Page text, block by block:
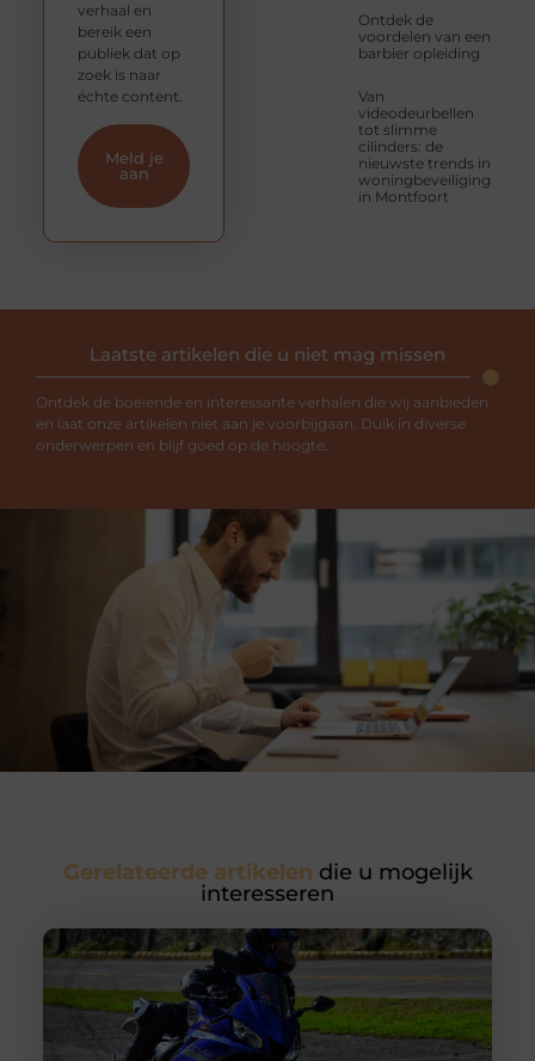
Ontdek de
voordelen van een
barbier opleiding
Van
videodeurbellen
tot slimme
cilinders: de
nieuwste trends in
woningbeveiliging
in Montfoort
verhaal en
bereik een
publiek dat op
zoek is naar
échte content.
Meld je
aan
Laatste artikelen die u niet mag missen
Ontdek de boeiende en interessante verhalen die wij aanbieden
en laat onze artikelen niet aan je voorbijgaan. Duik in diverse
onderwerpen en blijf goed op de hoogte.
Gerelateerde artikelen die u mogelijk
interesseren